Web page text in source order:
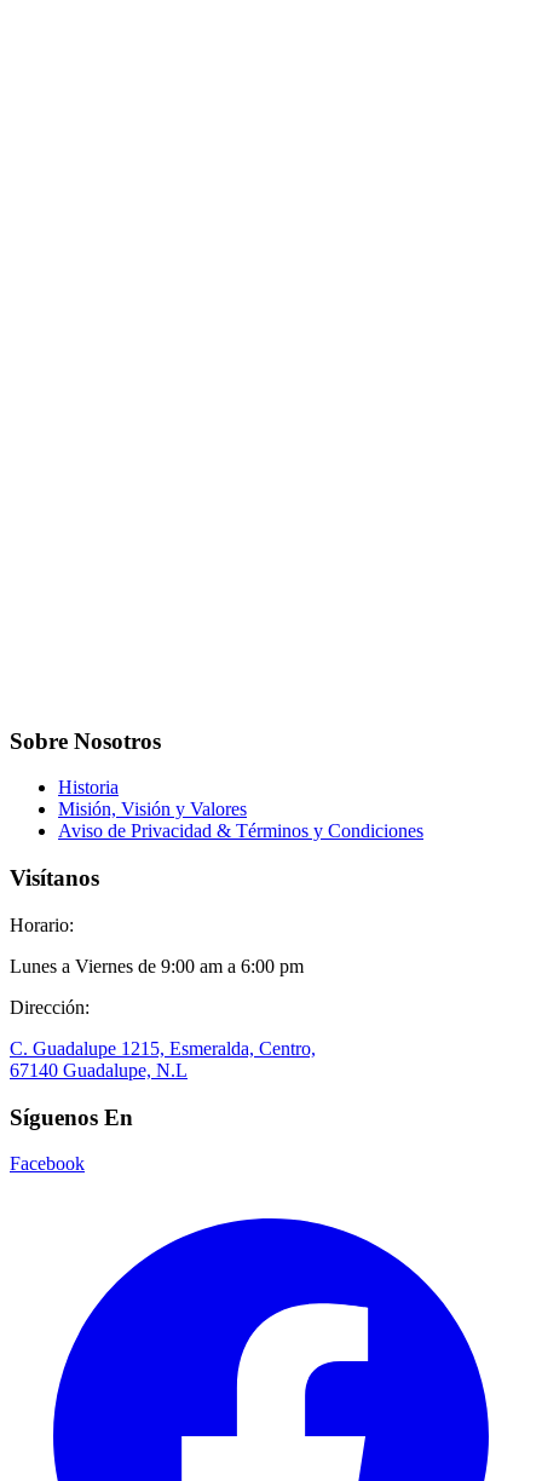
Sobre Nosotros
Historia
Misión, Visión y Valores
Aviso de Privacidad & Términos y Condiciones
Visítanos
Horario:
Lunes a Viernes de 9:00 am a 6:00 pm
Dirección:
C. Guadalupe 1215, Esmeralda, Centro,
67140 Guadalupe, N.L
Síguenos En
Facebook